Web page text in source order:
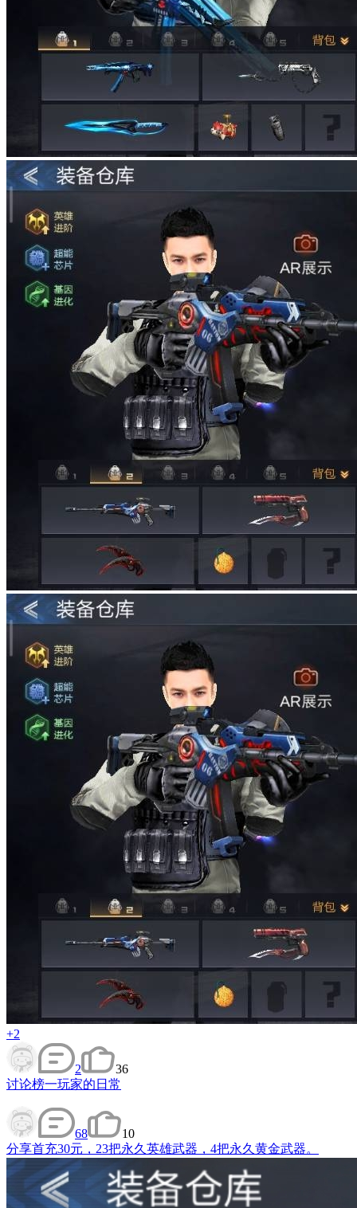
+2
2
36
讨论榜一玩家的日常
68
10
分享首充30元，23把永久英雄武器，4把永久黄金武器。